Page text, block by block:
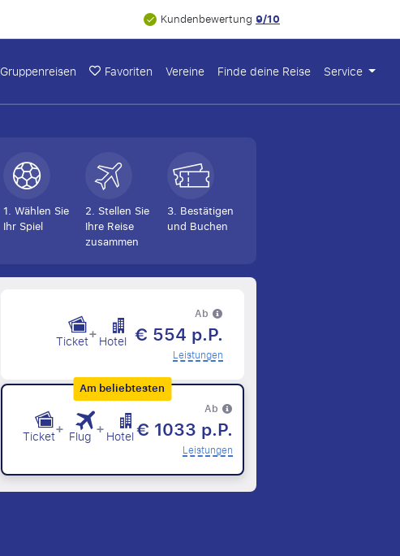
Kundenbewertung 9/10
Gruppenreisen Favoriten Vereine Finde deine Reise Service
1. Wählen Sie
Ihr Spiel
2. Stellen Sie
Ihre Reise
zusammen
3. Bestätigen
und Buchen
Ticket+Hotel
Ab
€ 554 p.P.
Leistungen
Am beliebtesten
Ticket+ Flug +Hotel
Ab
€ 1033 p.P.
Leistungen